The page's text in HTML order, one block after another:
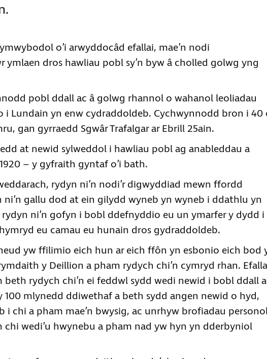
o’i arwyddocâd efallai, mae’n nodi
dros hawliau pobl sy’n byw â cholled golwg yng
pobl ddall ac â golwg rhannol o wahanol leoliadau
i Lundain yn enw cydraddoldeb. Cychwynnodd bron i 40
gan gyrraedd Sgwâr Trafalgar ar Ebrill 25ain.
at newid sylweddol i hawliau pobl ag anableddau a
– y gyfraith gyntaf o’i bath.
rydyn ni’n nodi’r digwyddiad mewn ffordd
ni’n gallu dod at ein gilydd wyneb yn wyneb i ddathlu yn
ni’n gofyn i bobl ddefnyddio eu un ymarfer y dydd i
eu camau eu hunain dros gydraddoldeb.
yw ffilimio eich hun ar eich ffôn yn esbonio eich bod
y Deillion a pham rydych chi’n cymryd rhan.
beth rydych chi’n ei feddwl sydd wedi newid i bobl ddall
mlynedd ddiwethaf a beth sydd angen newid o hyd,
i chi a pham mae’n bwysig, ac unrhyw brofiadau
wedi’u hwynebu a pham nad yw hyn yn dderbyniol